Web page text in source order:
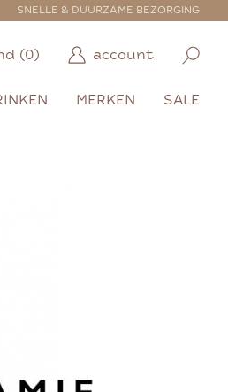
SNELLE & DUURZAME BEZORGING
(0) account
MERKEN SALE